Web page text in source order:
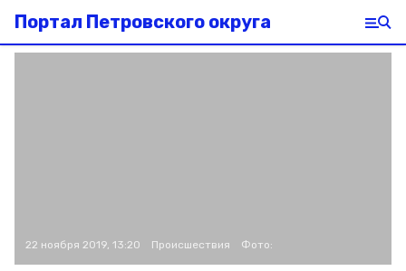
Портал Петровского округа
22 ноября 2019, 13:20 Происшествия Фото: